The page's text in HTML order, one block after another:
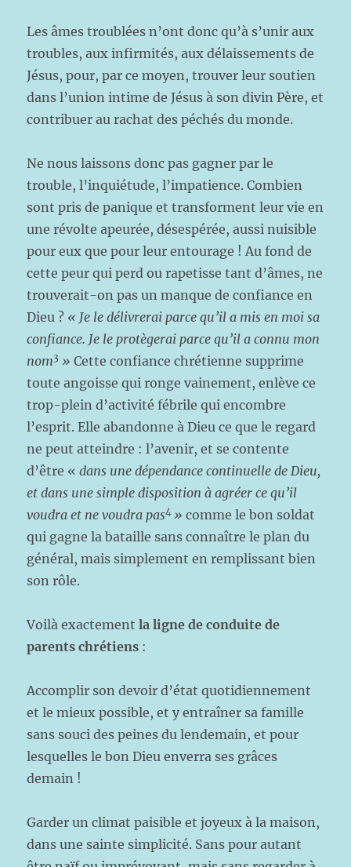
Les âmes troublées n’ont donc qu’à s’unir aux
troubles, aux infirmités, aux délaissements de
Jésus, pour, par ce moyen, trouver leur soutien
dans l’union intime de Jésus à son divin Père, et
contribuer au rachat des péchés du monde.
Ne nous laissons donc pas gagner par le
trouble, l’inquiétude, l’impatience. Combien
sont pris de panique et transforment leur vie en
une révolte apeurée, désespérée, aussi nuisible
pour eux que pour leur entourage ! Au fond de
cette peur qui perd ou rapetisse tant d’âmes, ne
trouverait-on pas un manque de confiance en
Dieu ? « Je le délivrerai parce qu’il a mis en moi sa
confiance. Je le protègerai parce qu’il a connu mon
nom3 » Cette confiance chrétienne supprime
toute angoisse qui ronge vainement, enlève ce
trop-plein d’activité fébrile qui encombre
l’esprit. Elle abandonne à Dieu ce que le regard
ne peut atteindre : l’avenir, et se contente
d’être «dans une dépendance continuelle de Dieu,
et dans une simple disposition à agréer ce qu’il
voudra et ne voudra pas4 » comme le bon soldat
qui gagne la bataille sans connaître le plan du
général, mais simplement en remplissant bien
son rôle.
Voilà exactementla ligne de conduite de
parents chrétiens :
Accomplir son devoir d’état quotidiennement
et le mieux possible, et y entraîner sa famille
sans souci des peines du lendemain, et pour
lesquelles le bon Dieu enverra ses grâces
demain !
Garder un climat paisible et joyeux à la maison,
dans une sainte simplicité. Sans pour autant